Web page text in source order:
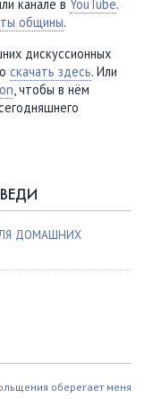
канале в YouTube.
общины.
дискуссионных
скачать здесь. Или
, чтобы в нём
ДОМАШНИХ